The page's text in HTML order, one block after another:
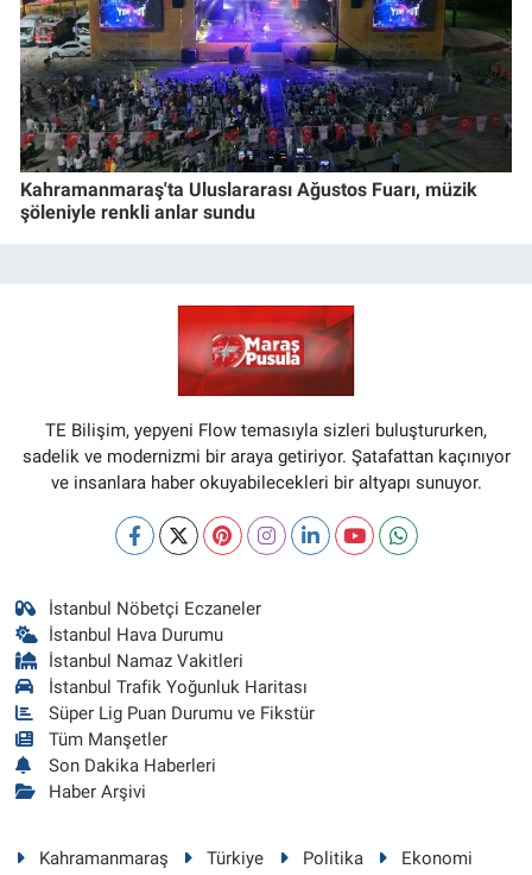
Kahramanmaraş'ta Uluslararası Ağustos Fuarı, müzik
şöleniyle renkli anlar sundu
TE Bilişim, yepyeni Flow temasıyla sizleri buluştururken,
sadelik ve modernizmi bir araya getiriyor. Şatafattan kaçınıyor
ve insanlara haber okuyabilecekleri bir altyapı sunuyor.
İstanbul Nöbetçi Eczaneler
İstanbul Hava Durumu
İstanbul Namaz Vakitleri
İstanbul Trafik Yoğunluk Haritası
Süper Lig Puan Durumu ve Fikstür
Tüm Manşetler
Son Dakika Haberleri
Haber Arşivi
Kahramanmaraş Türkiye Politika
Ekonomi